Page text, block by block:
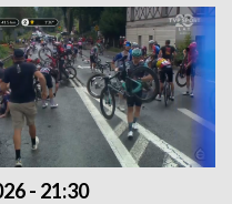
- 21:30